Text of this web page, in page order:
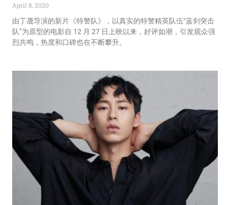
April 8, 2020
由丁晟导演的新片《特警队》，以真实的特警精英队伍“蓝剑突击
队”为原型的电影自 12 月 27 日上映以来，好评如潮，引发观众强
烈共鸣，热度和口碑也在不断攀升。